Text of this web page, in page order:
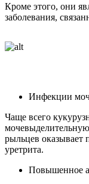
Кроме этого, они
заболевания,
Инфекции
Чаще всего
рыльцев оказывает
уретрита.
Повышенное